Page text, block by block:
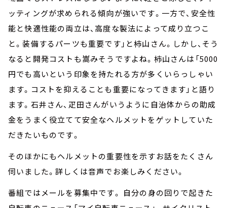
ッティングが求められる傾向が強いです。一方で、安全性
能と快適性能の両立は、高度な製法によって成り立つこ
と。装備するパーツも重要です」と柿山さん。しかし、そう
なると開発コストも嵩みそうですよね。柿山さんは「5000
円でも高いという印象を持たれる方が多くいらっしゃい
ます。コストを抑えることも重要になってきます」と語り
ます。石井さん、疋田さんがいうように自治体からの助成
金をうまく役立てて安全なヘルメットをゲットしていた
だきたいものです。
そのほかにもヘルメットの重要性を示すお話をたくさん
伺いました。詳しくは音声でお楽しみください。
番組ではメールを募集中です。 自分の身の回りで起きた